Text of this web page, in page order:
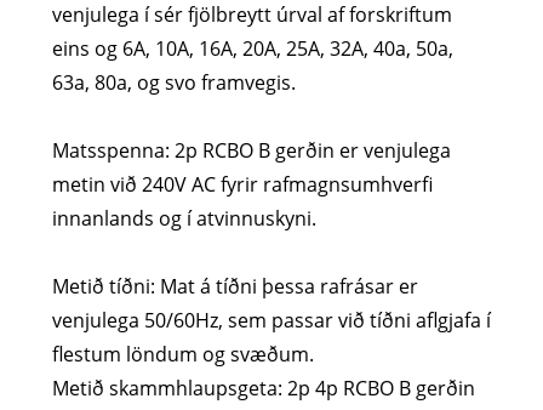
venjulega í sér fjölbreytt úrval af forskriftum
eins og 6A, 10A, 16A, 20A, 25A, 32A, 40a, 50a,
63a, 80a, og svo framvegis.
Matsspenna: 2p RCBO B gerðin er venjulega
metin við 240V AC fyrir rafmagnsumhverfi
innanlands og í atvinnuskyni.
Metið tíðni: Mat á tíðni þessa rafrásar er
venjulega 50/60Hz, sem passar við tíðni aflgjafa í
flestum löndum og svæðum.
Metið skammhlaupsgeta: 2p 4p RCBO B gerðin